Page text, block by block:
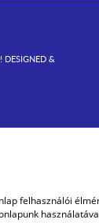
felhasználói
DESIGNED &